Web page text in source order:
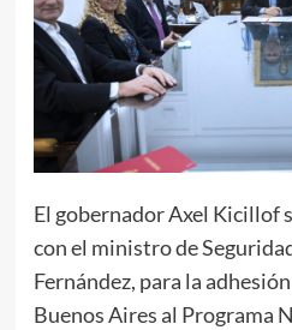
El gobernador Axel Kicillof
con el ministro de
Fernández, para la
Buenos Aires al Programa